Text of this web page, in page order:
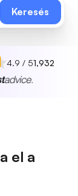
Keresés
4.9 / 51,932
el a